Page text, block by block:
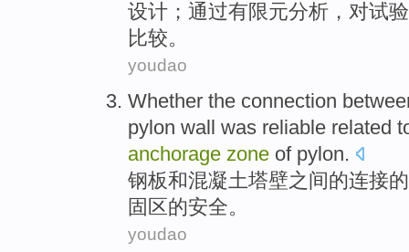
设计 ；通过有限元分析， 对试
比较。
youdao
Whether the connection
pylon wall was reliable related
anchorage zone of pylon.
钢板和混凝土塔壁之间的连接的
固 区的安全。
youdao